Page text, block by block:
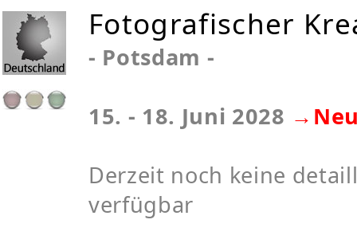
Fotografischer
- Potsdam -
15. - 18. Juni 2028
Derzeit noch keine
verfügbar